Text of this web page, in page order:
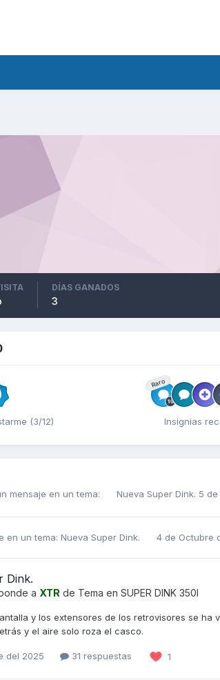
DÍAS GANADOS
3
(3/12)
Raro
Insignias
mensaje en un tema: Nueva Super Dink. 5
en un tema: Nueva Super Dink. 4 de Octubre
Dink.
a XTR de Tema en SUPER DINK 350I
y los extensores de los retrovisores se
y el aire solo roza el casco.
del 2025 31 respuestas 1